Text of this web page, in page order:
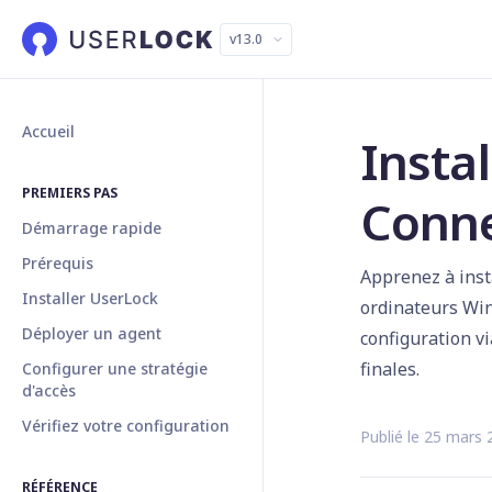
v13.0
Accueil
PREMIERS PAS
Démarrage rapide
Prérequis
Installer UserLock
Déployer un agent
Configurer une stratégie
d'accès
Vérifiez votre configuration
RÉFÉRENCE
Apprenez à
ordinateurs
configuration
finales.
Publié le 25 mars